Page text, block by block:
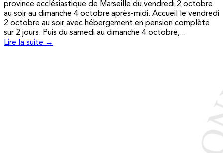
province ecclésiastique de Marseille du vendredi 2 octobre
au soir au dimanche 4 octobre après-midi. Accueil le vendredi
2 octobre au soir avec hébergement en pension complète
sur 2 jours. Puis du samedi au dimanche 4 octobre,...
Lire la suite →